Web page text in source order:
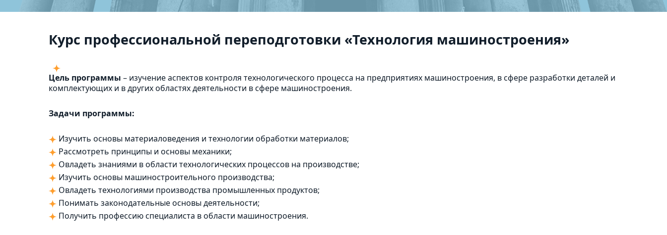
Курс профессиональной переподготовки «Технология машиностроения»
Цель программы – изучение аспектов контроля технологического процесса на предприятиях машиностроения, в сфере разработки деталей и
комплектующих и в других областях деятельности в сфере машиностроения.
Задачи программы:
Изучить основы материаловедения и технологии обработки материалов;
Рассмотреть принципы и основы механики;
Овладеть знаниями в области технологических процессов на производстве;
Изучить основы машиностроительного производства;
Овладеть технологиями производства промышленных продуктов;
Понимать законодательные основы деятельности;
Получить профессию специалиста в области машиностроения.